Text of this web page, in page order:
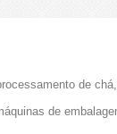
de
de